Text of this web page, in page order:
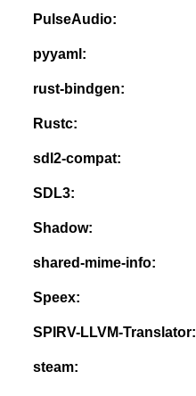
PulseAudio:
pyyaml:
rust-bindgen:
Rustc:
sdl2-compat:
SDL3:
Shadow:
shared-mime-info:
Speex:
SPIRV-LLVM-Translator:
steam: